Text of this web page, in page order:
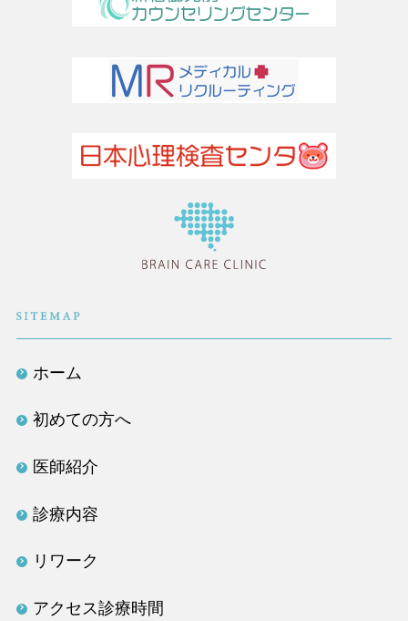
ホーム
初めての方へ
医師紹介
診療内容
リワーク
アクセス診療時間